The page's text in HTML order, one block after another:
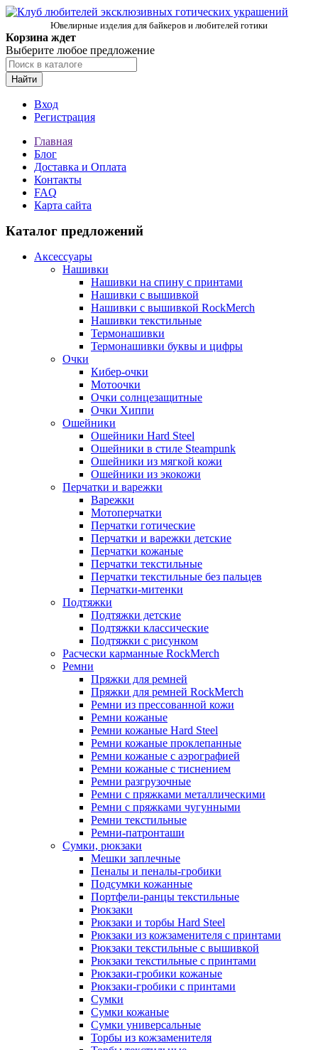
Ювелирные изделия для байкеров и любителей готики
Корзина ждет
Выберите любое предложение
Найти
Вход
Регистрация
Главная
Блог
Доставка и Оплата
Контакты
FAQ
Карта сайта
Каталог предложений
Аксессуары
Нашивки
Нашивки на спину с принтами
Нашивки с вышивкой
Нашивки с вышивкой RockMerch
Нашивки текстильные
Термонашивки
Термонашивки буквы и цифры
Очки
Кибер-очки
Мотоочки
Очки солнцезащитные
Очки Хиппи
Ошейники
Ошейники Hard Steel
Ошейники в стиле Steampunk
Ошейники из мягкой кожи
Ошейники из экокожи
Перчатки и варежки
Варежки
Мотоперчатки
Перчатки готические
Перчатки и варежки детские
Перчатки кожаные
Перчатки текстильные
Перчатки текстильные без пальцев
Перчатки-митенки
Подтяжки
Подтяжки детские
Подтяжки классические
Подтяжки с рисунком
Расчески карманные RockMerch
Ремни
Пряжки для ремней
Пряжки для ремней RockMerch
Ремни из прессованной кожи
Ремни кожаные
Ремни кожаные Hard Steel
Ремни кожаные проклепанные
Ремни кожаные с аэрографией
Ремни кожаные с тиснением
Ремни разгрузочные
Ремни с пряжками металлическими
Ремни с пряжками чугунными
Ремни текстильные
Ремни-патронташи
Сумки, рюкзаки
Мешки заплечные
Пеналы и пеналы-гробики
Подсумки кожанные
Портфели-ранцы текстильные
Рюкзаки
Рюкзаки и торбы Hard Steel
Рюкзаки из кожзаменителя с принтами
Рюкзаки текстильные с вышивкой
Рюкзаки текстильные с принтами
Рюкзаки-гробики кожаные
Рюкзаки-гробики с принтами
Сумки
Сумки кожаные
Сумки универсальные
Торбы из кожзаменителя